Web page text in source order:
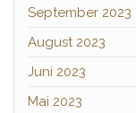
September 2023
August 2023
Juni 2023
Mai 2023